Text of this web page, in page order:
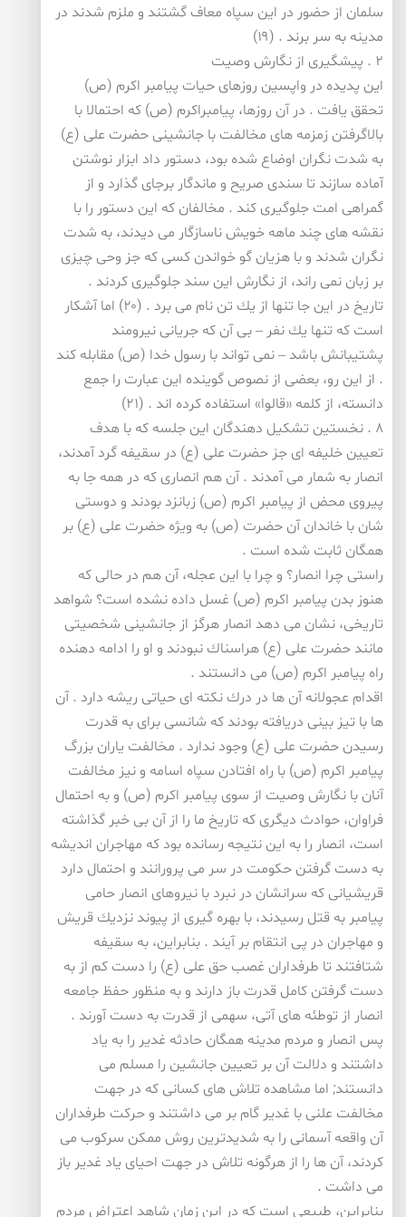
سلمان از حضور در این سپاه معاف گشتند و ملزم شدند در
مدینه به سر برند . (۱۹)
۲ . پیشگیری از نگارش وصیت
این پدیده در واپسین روزهای حیات پیامبر اكرم (ص)
تحقق یافت . در آن روزها، پیامبراكرم (ص) كه احتمالا با
بالاگرفتن زمزمه های مخالفت با جانشینی حضرت علی (ع)
به شدت نگران اوضاع شده بود، دستور داد ابزار نوشتن
آماده سازند تا سندی صریح و ماندگار برجای گذارد و از
گمراهی امت جلوگیری كند . مخالفان كه این دستور را با
نقشه های چند ماهه خویش ناسازگار می دیدند، به شدت
نگران شدند و با هزیان گو خواندن كسی كه جز وحی چیزی
بر زبان نمی راند، از نگارش این سند جلوگیری كردند .
تاریخ در این جا تنها از یك تن نام می برد . (۲۰) اما آشكار
است كه تنها یك نفر – بی آن كه جریانی نیرومند
پشتیبانش باشد – نمی تواند با رسول خدا (ص) مقابله كند
. از این رو، بعضی از نصوص گوینده این عبارت را جمع
دانسته، از كلمه «قالوا» استفاده كرده اند . (۲۱)
۸ . نخستین تشكیل دهندگان این جلسه كه با هدف
تعیین خلیفه ای جز حضرت علی (ع) در سقیفه گرد آمدند،
انصار به شمار می آمدند . آن هم انصاری كه در همه جا به
پیروی محض از پیامبر اكرم (ص) زبانزد بودند و دوستی
شان با خاندان آن حضرت (ص) به ویژه حضرت علی (ع) بر
همگان ثابت شده است .
راستی چرا انصار؟ و چرا با این عجله، آن هم در حالی كه
هنوز بدن پیامبر اكرم (ص) غسل داده نشده است؟ شواهد
تاریخی، نشان می دهد انصار هرگز از جانشینی شخصیتی
مانند حضرت علی (ع) هراسناك نبودند و او را ادامه دهنده
راه پیامبر اكرم (ص) می دانستند .
اقدام عجولانه آن ها در درك نكته ای حیاتی ریشه دارد . آن
ها با تیز بینی دریافته بودند كه شانسی برای به قدرت
رسیدن حضرت علی (ع) وجود ندارد . مخالفت یاران بزرگ
پیامبر اكرم (ص) با راه افتادن سپاه اسامه و نیز مخالفت
آنان با نگارش وصیت از سوی پیامبر اكرم (ص) و به احتمال
فراوان، حوادث دیگری كه تاریخ ما را از آن بی خبر گذاشته
است، انصار را به این نتیجه رسانده بود كه مهاجران اندیشه
به دست گرفتن حكومت در سر می پرورانند و احتمال دارد
قریشیانی كه سرانشان در نبرد با نیروهای انصار حامی
پیامبر به قتل رسیدند، با بهره گیری از پیوند نزدیك قریش
و مهاجران در پی انتقام بر آیند . بنابراین، به سقیفه
شتافتند تا طرفداران غصب حق علی (ع) را دست كم از به
دست گرفتن كامل قدرت باز دارند و به منظور حفظ جامعه
انصار از توطئه های آتی، سهمی از قدرت به دست آورند .
پس انصار و مردم مدینه همگان حادثه غدیر را به یاد
داشتند و دلالت آن بر تعیین جانشین را مسلم می
دانستند; اما مشاهده تلاش های كسانی كه در جهت
مخالفت علنی با غدیر گام بر می داشتند و حركت طرفداران
آن واقعه آسمانی را به شدیدترین روش ممكن سركوب می
كردند، آن ها را از هرگونه تلاش در جهت احیای یاد غدیر باز
می داشت .
بنابراین، طبیعی است كه در این زمان شاهد اعتراض مردم